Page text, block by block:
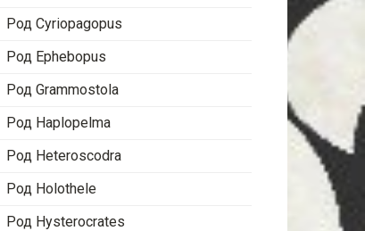
Род Cyriopagopus
Род Ephebopus
Род Grammostola
Род Haplopelma
Род Heteroscodra
Род Holothele
Род Hysterocrates